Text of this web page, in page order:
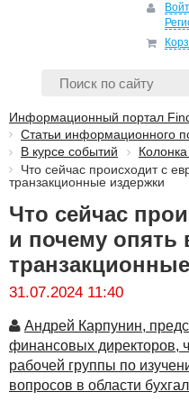
Информационный портал
Статьи информационного
В курсе событий
Что сейчас происходит с
транзакционные издержки
Что сейчас
и почему опять
31.07.2024 11:40
Автор
Андрей Карпунин,
финансовых директоров,
рабочей группы по
вопросов в области